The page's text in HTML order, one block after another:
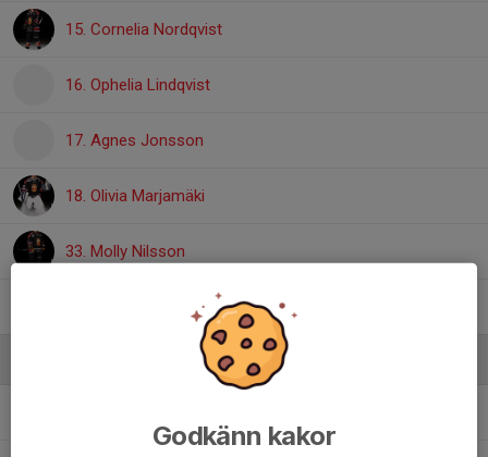
15. Cornelia Nordqvist
16. Ophelia Lindqvist
17. Agnes Jonsson
18. Olivia Marjamäki
33. Molly Nilsson
39. Molly Cederquist
Godkänn kakor